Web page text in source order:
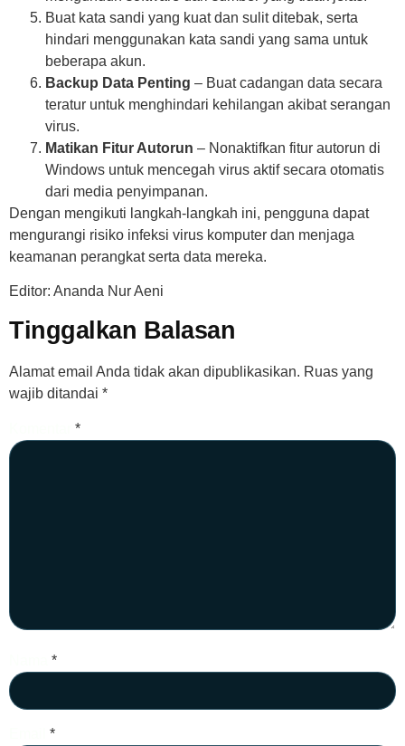
Buat kata sandi yang kuat dan sulit ditebak, serta
hindari menggunakan kata sandi yang sama untuk
beberapa akun.
Backup Data Penting – Buat cadangan data secara
teratur untuk menghindari kehilangan akibat serangan
virus.
Matikan Fitur Autorun – Nonaktifkan fitur autorun di
Windows untuk mencegah virus aktif secara otomatis
dari media penyimpanan.
Dengan mengikuti langkah-langkah ini, pengguna dapat
mengurangi risiko infeksi virus komputer dan menjaga
keamanan perangkat serta data mereka.
Editor: Ananda Nur Aeni
Tinggalkan Balasan
Alamat email Anda tidak akan dipublikasikan. Ruas yang
wajib ditandai *
*
*
*